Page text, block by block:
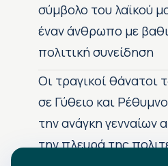
σύμβολο του λαϊκού
έναν άνθρωπο με
πολιτική συνείδηση
Οι τραγικοί
σε Γύθειο και
την ανάγκη
την πλευρά της